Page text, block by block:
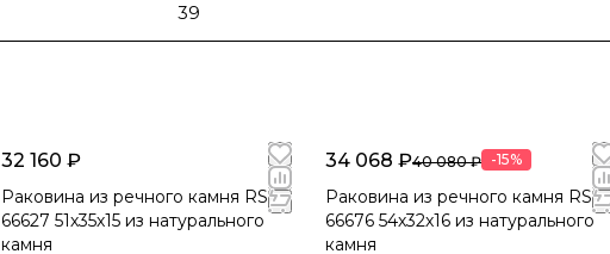
39
32 160 ₽
Раковина из речного камня RS-
66627 51х35х15 из натурального
камня
34 068 ₽40 080 ₽ -15%
Раковина из речного камня RS-
66676 54х32х16 из натурального
камня